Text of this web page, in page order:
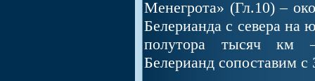
Менегрота» (Гл.10) –
Белерианда с севера на
полутора тысяч км
Белерианд сопоставим